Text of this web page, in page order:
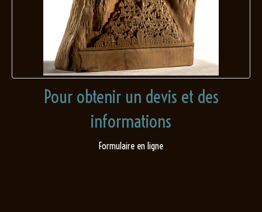
Pour obtenir un devis et des
informations
Formulaire en ligne